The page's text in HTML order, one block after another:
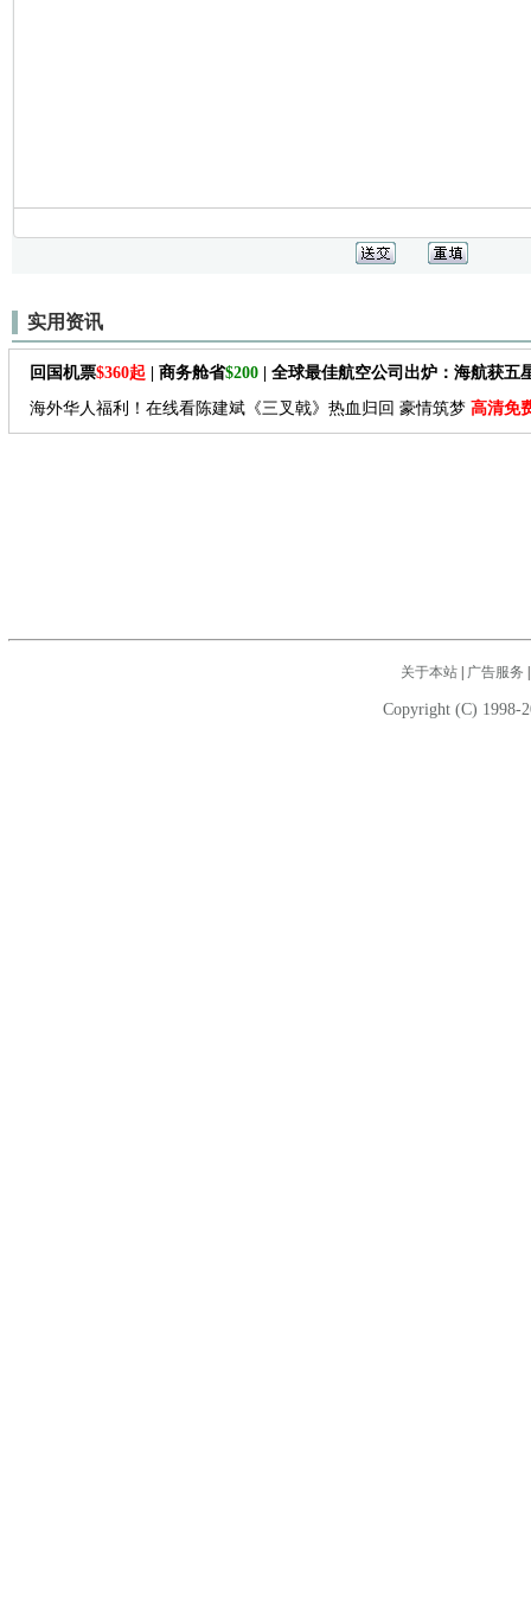
实用资讯
回国机票$360起 | 商务舱省$200 | 全球最佳航空公司出炉：海航获五
海外华人福利！在线看陈建斌《三叉戟》热血归回 豪情筑梦 高清免
关于本站| 广告服务
Copyright (C) 1998-